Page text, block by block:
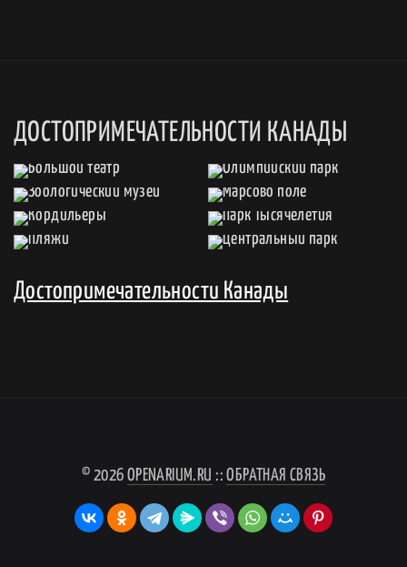
ДОСТОПРИМЕЧАТЕЛЬНОСТИ КАНАДЫ
Достопримечательности Канады
© 2026 OPENARIUM.RU ::ОБРАТНАЯ СВЯЗЬ